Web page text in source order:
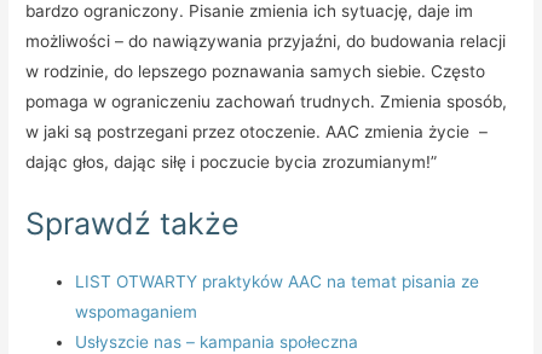
bardzo ograniczony. Pisanie zmienia ich sytuację, daje im
możliwości – do nawiązywania przyjaźni, do budowania relacji
w rodzinie, do lepszego poznawania samych siebie. Często
pomaga w ograniczeniu zachowań trudnych. Zmienia sposób,
w jaki są postrzegani przez otoczenie. AAC zmienia życie –
dając głos, dając siłę i poczucie bycia zrozumianym!”
Sprawdź także
LIST OTWARTY praktyków AAC na temat pisania ze
wspomaganiem
Usłyszcie nas – kampania społeczna